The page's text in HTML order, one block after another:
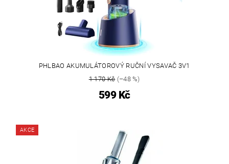
PHLBAO AKUMULÁTOROVÝ RUČNÍ VYSAVAČ 3V1
1 170 Kč(–48 %)
599 Kč
AKCE